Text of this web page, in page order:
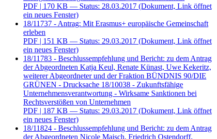
PDF | 170 KB — Status: 28.03.2017 (Dokument, Link öffnet
ein neues Fenster)
18/11737 - Antrag: Mit Erasmus+ europäische Gemeinschaft
erleben
PDF | 151 KB — Status: 29.03.2017 (Dokument, Link öffnet
ein neues Fenster)
18/11783 - Beschlussempfehlung und Bericht: zu dem Antrag
der Abgeordneten Katja Keul, Renate Künast, Uwe Kekeritz,
weiterer Abgeordneter und der Fraktion BÜNDNIS 90/DIE
GRÜNEN - Drucksache 18/10038 - Zukunftsfähige
Unternehmensverantwortung - Wirksame Sanktionen bei
Rechtsverstößen von Unternehmen
PDF | 187 KB — Status: 29.03.2017 (Dokument, Link öffnet
ein neues Fenster)
18/11824 - Beschlussempfehlung und Bericht: zu dem Antrag
der Abgeordneten Nicole Maisch, Friedrich Ostendorff,